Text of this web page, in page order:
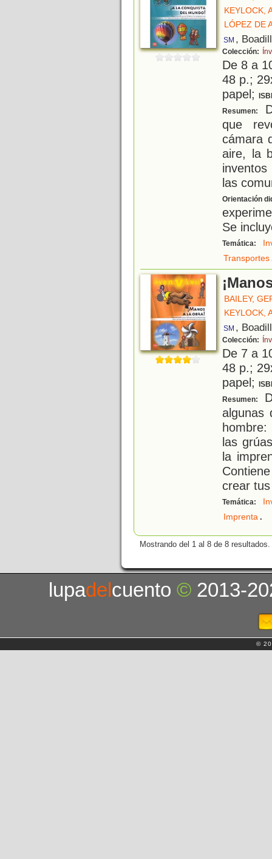
KEYLOCK,
LÓPEZ DE
SM ,
Colección:
De 8 a
48 p.;
papel;
Resumen:
que
cámara
aire, la
las
Orientación
Se
Temática:
Transportes
BAILEY,
KEYLOCK,
SM ,
Colección:
De 7 a
48 p.;
papel;
Resumen:
algunas
hombre:
las
la
crear
Temática:
Imprenta.
Mostrando del 1 al 8 de 8 resultados.
lupadelcuento© 2013-
©